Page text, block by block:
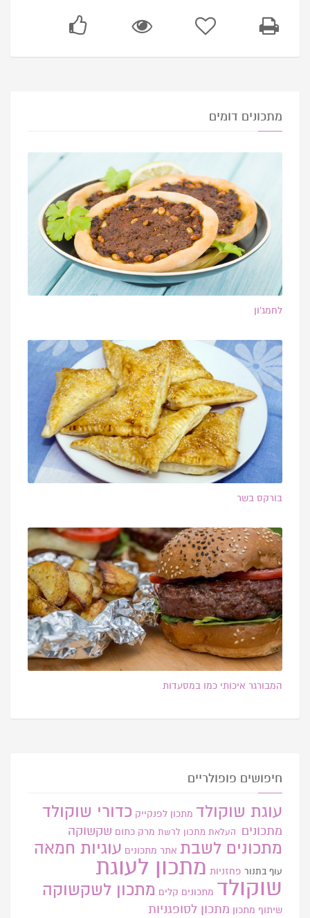
מתכונים דומים
לחמג’ון
בורקס בשר
המבורגר איכותי כמו במסעדות
חיפושים פופולריים
עוגת שוקולד מתכון לפנקייק כדורי שוקולד
מתכונים העלאת מתכון לרשת מרק כתום שקשוקה
מתכונים לשבת אתר מתכונים עוגיות חמאה
עוף בתנור פחזניות מתכון לעוגת
שוקולד מתכונים קלים מתכון לשקשוקה
שיתוף מתכון מתכון לסופגניות